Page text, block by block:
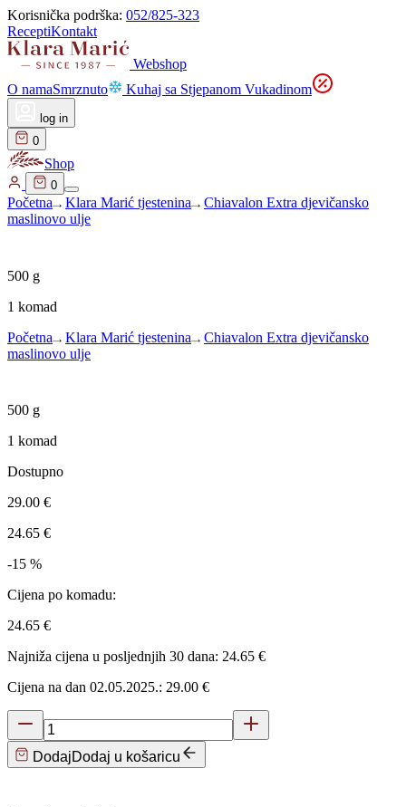
Korisnička podrška: 052/825-323
ReceptiKontakt
Webshop
O namaSmrznuto Kuhaj sa Stjepanom Vukadinom
log in
0
Shop
0
Početna Klara Marić tjestenina
Chiavalon Extra djevičansko
maslinovo ulje
500 g
1 komad
Početna
Klara Marić tjestenina
Chiavalon Extra djevičansko
maslinovo ulje
500 g
1 komad
Dostupno
29.00 €
24.65 €
-15 %
Cijena po komadu:
24.65 €
Najniža cijena u posljednjih 30 dana: 24.65 €
Cijena na dan 02.05.2025.: 29.00 €
DodajDodaj u košaricu